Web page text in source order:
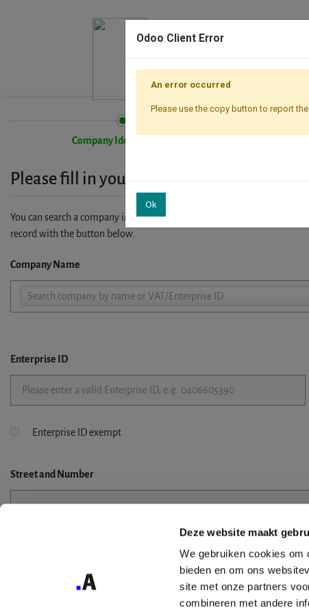
Deze website maakt
We gebruiken cookies om
bieden en om ons
site met onze partners
combineren met andere
Company Identification
Please fill in your company details
You can search a company in our database by name, VAT or
record with the button below.
Company Name
Search company by name or VAT/Enterprise ID
Company
Enterprise ID
Enterprise ID exempt
Streetand Number
Odoo Client Error
An error occurred
Please use the copy button to report
Ok